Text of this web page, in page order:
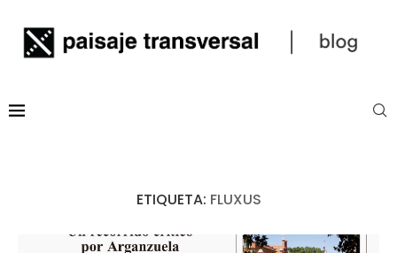
ETIQUETA: FLUXUS